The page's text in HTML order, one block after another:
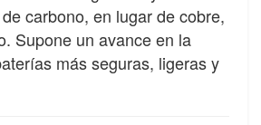
carbono, en lugar de cobre,
Supone un avance en la
más seguras, ligeras y